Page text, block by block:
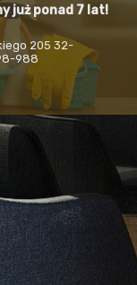
już ponad 7 lat!
205 32-
988